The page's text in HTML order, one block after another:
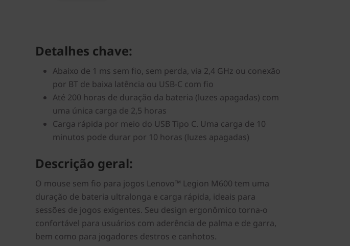
Detalhes chave:
Abaixo de 1 ms sem fio, sem perda, via 2,4 GHz ou conexão
por BT de baixa latência ou USB-C com fio
Até 200 horas de duração da bateria (luzes apagadas) com
uma única carga de 2,5 horas
Carga rápida por meio do USB Tipo C. Uma carga de 10
minutos pode durar por 10 horas (luzes apagadas)
Descrição geral:
O mouse sem fio para jogos Lenovo™ Legion M600 tem uma
duração de bateria ultralonga e carga rápida, ideais para
sessões de jogos exigentes. Seu design ergonômico torna-o
confortável para usuários com aderência de palma e de garra,
bem como para jogadores destros e canhotos.